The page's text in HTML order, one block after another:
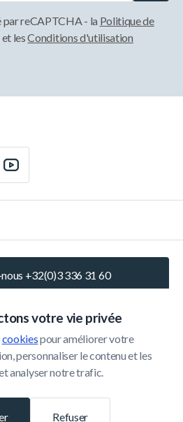
votre vie privée
cookies pour améliorer votre
personnaliser le contenu et les
analyser notre trafic.
Refuser
reCAPTCHA - la Politique de
et lesConditions d'utilisation
+32(0)3 336 31 60
info@belomax.com
naar de Belomax